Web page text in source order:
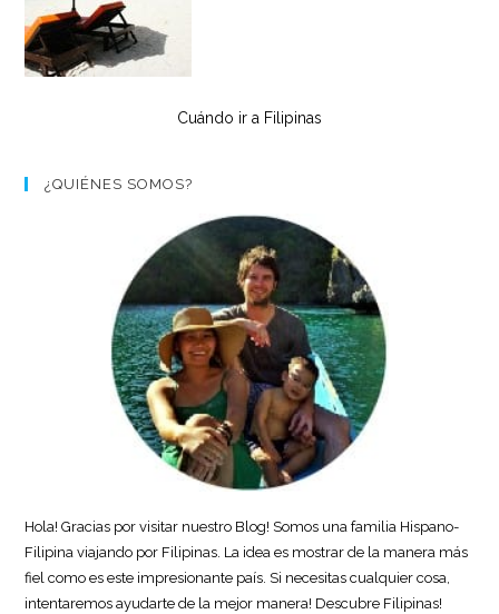
Cuándo ir a Filipinas
¿QUIÉNES SOMOS?
Hola! Gracias por visitar nuestro Blog! Somos una familia Hispano-
Filipina viajando por Filipinas. La idea es mostrar de la manera más
fiel como es este impresionante país. Si necesitas cualquier cosa,
intentaremos ayudarte de la mejor manera! Descubre Filipinas!